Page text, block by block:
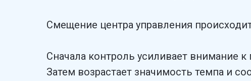
Смещение центра управления
Сначала контроль усиливает внимание к
Затем возрастает значимость темпа и